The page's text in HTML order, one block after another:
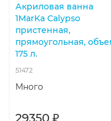
Акриловая ванна
1MarKa Calypso
пристенная,
прямоугольная,
175 л.
51472
Много
29350 ₽